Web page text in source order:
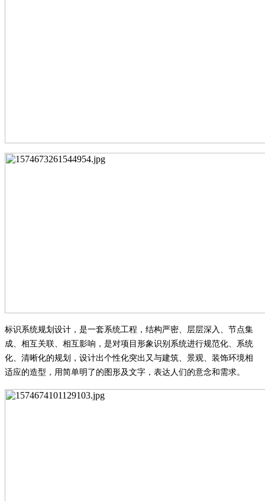
标识系统规划设计，是一套系统工程，结构严密、层层深入、节点集
成、相互关联、相互影响，是对项目形象识别系统进行规范化、系统
化、清晰化的规划，设计出个性化突出又与建筑、景观、装饰环境相
适应的造型，用简单明了的图形及文字，表达人们的意念和需求。